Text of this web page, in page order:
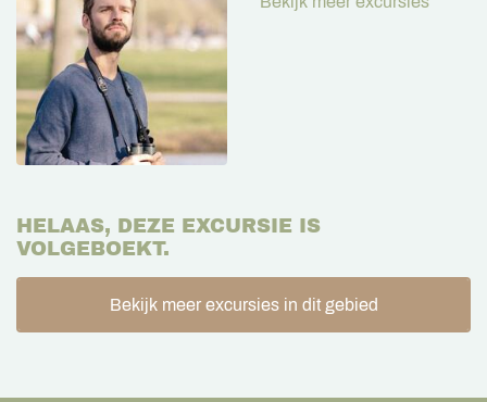
HELAAS, DEZE EXCURSIE IS
VOLGEBOEKT.
Bekijk meer excursies in dit gebied